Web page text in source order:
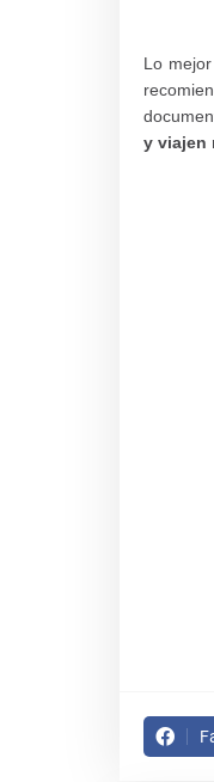
Lo
y viajen